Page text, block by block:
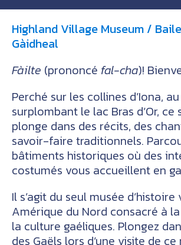
Highland Village Museum /
Gàidheal
Fàilte (prononcé fal-cha)!
Perché sur les collines d’Iona,
surplombant le lac Bras d’Or, ce
plonge dans des récits, des
savoir-faire traditionnels.
bâtiments historiques où des
costumés vous accueillent en
Il s’agit du seul musée
Amérique du Nord consacré à
la culture gaéliques. Plongez
des Gaëls lors d’une visite de